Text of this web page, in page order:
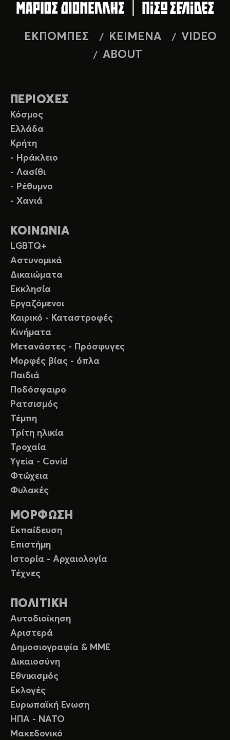
ΕΚΠΟΜΠΕΣ ΚΕΙΜΕΝΑ
VIDEO
ABOUT
ΠΕΡΙΟΧΕΣ
Κόσμος
Ελλάδα
Κρήτη
- Ηράκλειο
- Λασίθι
- Ρέθυμνο
- Χανιά
ΚΟΙΝΩΝΙΑ
LGBTQ+
Αστυνομικά
Δικαιώματα
Εκκλησία
Εργαζόμενοι
Καιρικό - Καταστροφές
Κινήματα
Μετανάστες - Πρόσφυγες
Μορφές βίας - όπλα
Παιδιά
Ποδόσφαιρο
Ρατσισμός
Τέμπη
Τρίτη ηλικία
Τροχαία
Υγεία - Covid
Φτώχεια
Φυλακές
ΜΟΡΦΩΣΗ
Εκπαίδευση
Επιστήμη
Ιστορία - Αρχαιολογία
Τέχνες
ΠΟΛΙΤΙΚΗ
Αυτοδιοίκηση
Αριστερά
Δημοσιογραφία & ΜΜΕ
Δικαιοσύνη
Εθνικισμός
Εκλογές
Ευρωπαϊκή Ενωση
ΗΠΑ - ΝΑΤΟ
Μακεδονικό